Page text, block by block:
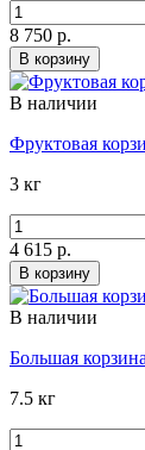
8 750 р.
В корзину
В наличии
Фруктовая
3 кг
4 615 р.
В корзину
В наличии
Большая
7.5 кг